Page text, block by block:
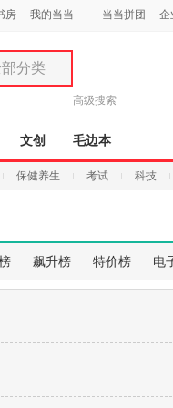
房 我的当当 当当拼团 企
分类
分类
书
服饰
高级搜索
文创 毛边本
保健养生 考试 科技
飙升榜 特价榜 电